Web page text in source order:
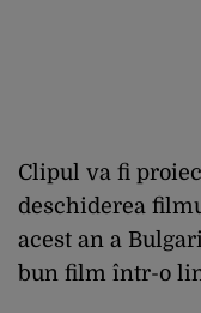
Clipul va fi
deschiderea
acest an a
bun film într-o